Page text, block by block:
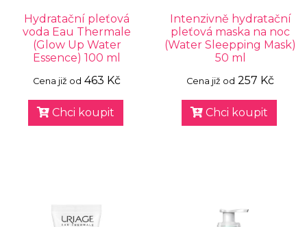
Hydratační pleťová
voda Eau Thermale
(Glow Up Water
Essence) 100 ml
Cena již od 463 Kč
Chci koupit
Intenzivně hydratační
pleťová maska na noc
(Water Sleepping Mask)
50 ml
Cena již od 257 Kč
Chci koupit